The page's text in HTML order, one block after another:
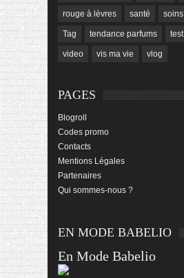
rouge à lèvres santé soins
Tag tendance parfums test
video vis ma vie vlog
PAGES
Blogroll
Codes promo
Contacts
Mentions Légales
Partenaires
Qui sommes-nous ?
EN MODE BABELIO
En Mode Babelio